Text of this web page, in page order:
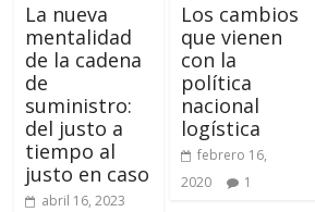
La nueva
mentalidad
de la cadena
de
suministro:
del justo a
tiempo al
justo en caso
abril 16, 2023
Los cambios
que vienen
con la
política
nacional
logística
febrero 16,
2020
1